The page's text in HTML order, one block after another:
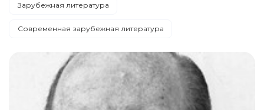
Зарубежная литература
Современная зарубежная литература